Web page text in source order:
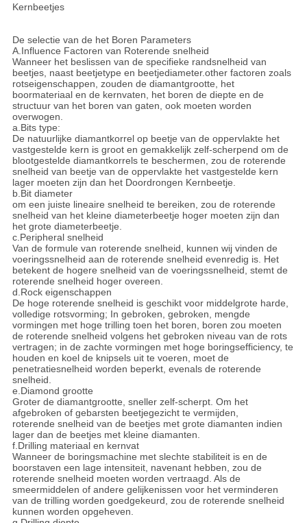
Kernbeetjes
De selectie van de het Boren Parameters
A.Influence Factoren van Roterende snelheid
Wanneer het beslissen van de specifieke randsnelheid van
beetjes, naast beetjetype en beetjediameter.other factoren zoals
rotseigenschappen, zouden de diamantgrootte, het
boormateriaal en de kernvaten, het boren de diepte en de
structuur van het boren van gaten, ook moeten worden
overwogen.
a.Bits type:
De natuurlijke diamantkorrel op beetje van de oppervlakte het
vastgestelde kern is groot en gemakkelijk zelf-scherpend om de
blootgestelde diamantkorrels te beschermen, zou de roterende
snelheid van beetje van de oppervlakte het vastgestelde kern
lager moeten zijn dan het Doordrongen Kernbeetje.
b.Bit diameter
om een juiste lineaire snelheid te bereiken, zou de roterende
snelheid van het kleine diameterbeetje hoger moeten zijn dan
het grote diameterbeetje.
c.Peripheral snelheid
Van de formule van roterende snelheid, kunnen wij vinden de
voeringssnelheid aan de roterende snelheid evenredig is. Het
betekent de hogere snelheid van de voeringssnelheid, stemt de
roterende snelheid hoger overeen.
d.Rock eigenschappen
De hoge roterende snelheid is geschikt voor middelgrote harde,
volledige rotsvorming; In gebroken, gebroken, mengde
vormingen met hoge trilling toen het boren, boren zou moeten
de roterende snelheid volgens het gebroken niveau van de rots
vertragen; in de zachte vormingen met hoge boringsefficiency, te
houden en koel de knipsels uit te voeren, moet de
penetratiesnelheid worden beperkt, evenals de roterende
snelheid.
e.Diamond grootte
Groter de diamantgrootte, sneller zelf-scherpt. Om het
afgebroken of gebarsten beetjegezicht te vermijden,
roterende snelheid van de beetjes met grote diamanten indien
lager dan de beetjes met kleine diamanten.
f.Drilling materiaal en kernvat
Wanneer de boringsmachine met slechte stabiliteit is en de
boorstaven een lage intensiteit, navenant hebben, zou de
roterende snelheid moeten worden vertraagd. Als de
smeermiddelen of andere gelijkenissen voor het verminderen
van de trilling worden goedgekeurd, zou de roterende snelheid
kunnen worden opgeheven.